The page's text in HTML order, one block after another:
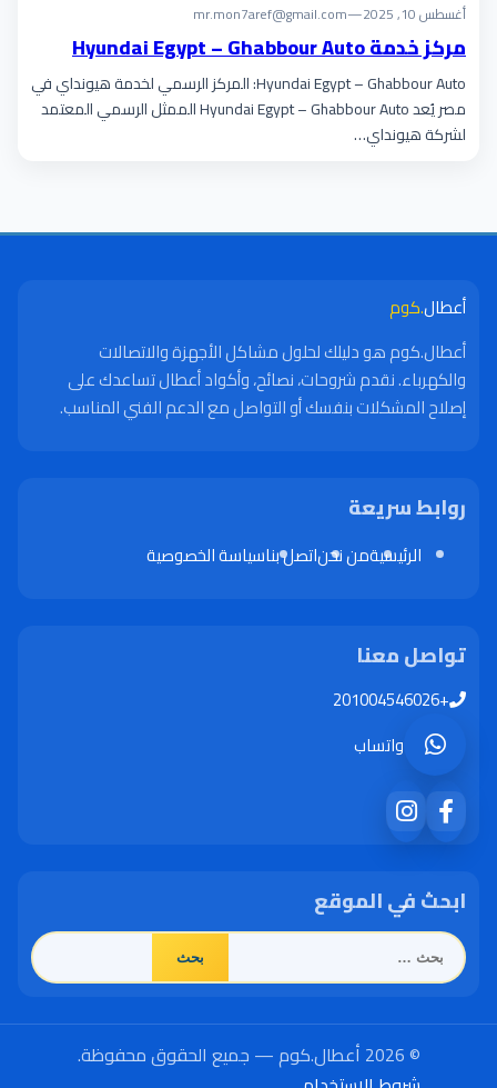
أغسطس 10, 2025 —
mr.mon7aref@gmail.com
مركز خدمة Hyundai Egypt – Ghabbour Auto
Hyundai Egypt – Ghabbour Auto: المركز الرسمي لخدمة هيونداي في
مصر يُعد Hyundai Egypt – Ghabbour Auto الممثل الرسمي المعتمد
لشركة هيونداي…
أعطال.كوم
أعطال.كوم هو دليلك لحلول مشاكل الأجهزة والاتصالات
والكهرباء. نقدم شروحات، نصائح، وأكواد أعطال تساعدك على
إصلاح المشكلات بنفسك أو التواصل مع الدعم الفني المناسب.
روابط سريعة
الرئيسيةمن نحناتصل بناسياسة الخصوصية
تواصل معنا
+201004546026
واتساب
ابحث في الموقع
البحث
عن:
© 2026 أعطال.كوم — جميع الحقوق محفوظة.